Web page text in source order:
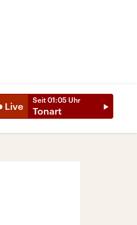
Live
Seit 01:05 Uhr
Tonart